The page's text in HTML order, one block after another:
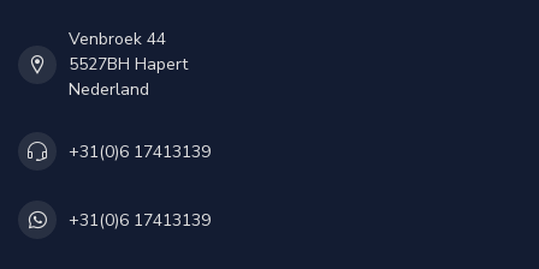
Venbroek 44
5527BH Hapert
Nederland
+31(0)6 17413139
+31(0)6 17413139